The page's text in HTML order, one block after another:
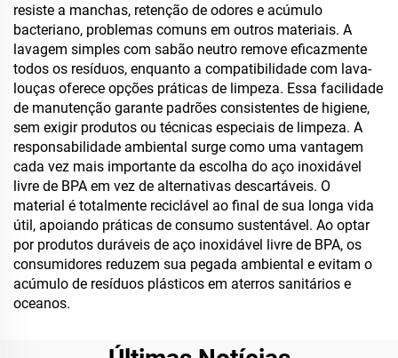
resiste a manchas, retenção de odores e acúmulo
bacteriano, problemas comuns em outros materiais. A
lavagem simples com sabão neutro remove eficazmente
todos os resíduos, enquanto a compatibilidade com lava-
louças oferece opções práticas de limpeza. Essa facilidade
de manutenção garante padrões consistentes de higiene,
sem exigir produtos ou técnicas especiais de limpeza. A
responsabilidade ambiental surge como uma vantagem
cada vez mais importante da escolha do aço inoxidável
livre de BPA em vez de alternativas descartáveis. O
material é totalmente reciclável ao final de sua longa vida
útil, apoiando práticas de consumo sustentável. Ao optar
por produtos duráveis de aço inoxidável livre de BPA, os
consumidores reduzem sua pegada ambiental e evitam o
acúmulo de resíduos plásticos em aterros sanitários e
oceanos.